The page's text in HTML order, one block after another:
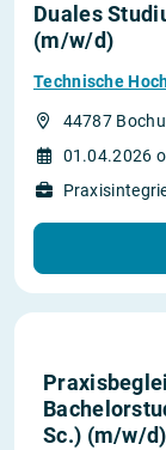
Duales
(m/w/d)
Technische
44787
01.04.2026
Sc.) (m/w/d)